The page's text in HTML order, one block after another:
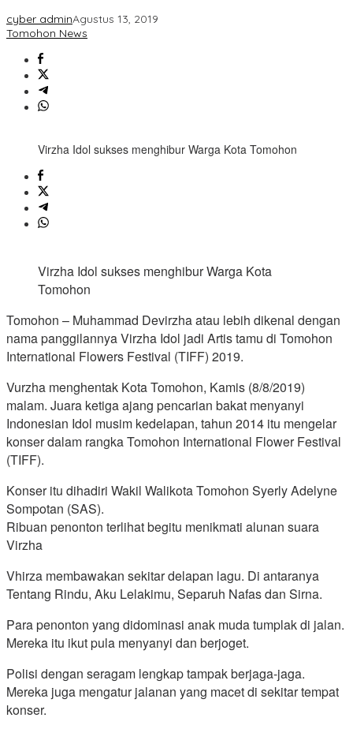
cyber adminAgustus 13, 2019
Tomohon News
Virzha Idol sukses menghibur Warga Kota Tomohon
Virzha Idol sukses menghibur Warga Kota
Tomohon
Tomohon – Muhammad Devirzha atau lebih dikenal dengan
nama panggilannya Virzha Idol jadi Artis tamu di Tomohon
International Flowers Festival (TIFF) 2019.
Vurzha menghentak Kota Tomohon, Kamis (8/8/2019)
malam. Juara ketiga ajang pencarian bakat menyanyi
Indonesian Idol musim kedelapan, tahun 2014 itu mengelar
konser dalam rangka Tomohon International Flower Festival
(TIFF).
Konser itu dihadiri Wakil Walikota Tomohon Syerly Adelyne
Sompotan (SAS).
Ribuan penonton terlihat begitu menikmati alunan suara
Virzha
Vhirza membawakan sekitar delapan lagu. Di antaranya
Tentang Rindu, Aku Lelakimu, Separuh Nafas dan Sirna.
Para penonton yang didominasi anak muda tumplak di jalan.
Mereka itu ikut pula menyanyi dan berjoget.
Polisi dengan seragam lengkap tampak berjaga-jaga.
Mereka juga mengatur jalanan yang macet di sekitar tempat
konser.